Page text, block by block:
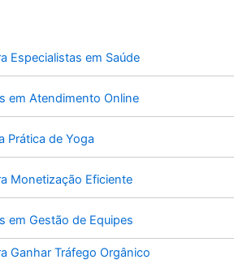
Especialistas em Saúde
em Atendimento Online
Prática de Yoga
Monetização Eficiente
em Gestão de Equipes
Ganhar Tráfego Orgânico